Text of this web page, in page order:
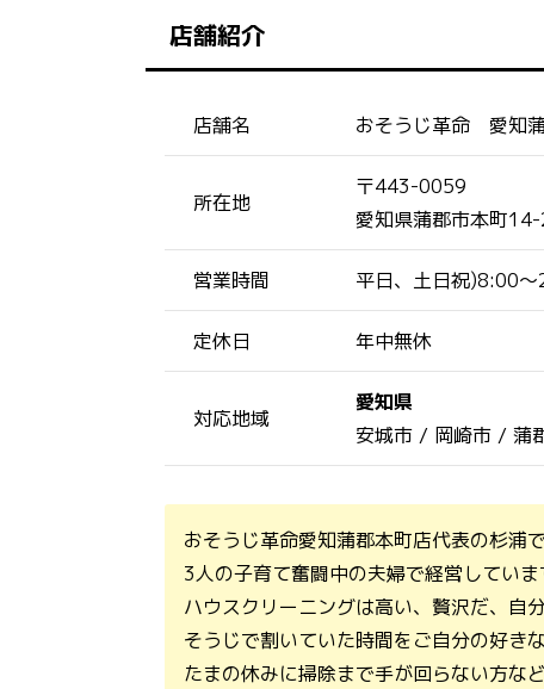
店舗紹介
店舗名 おそうじ革命 愛知
所在地
〒443-0059
愛知県蒲郡市本町
営業時間 平日、土日祝)8:00
定休日 年中無休
対応地域
愛知県
安城市 / 岡崎市 / 蒲
おそうじ革命愛知蒲郡本町店代表の杉浦で
3人の子育て奮闘中の夫婦で経営してい
ハウスクリーニングは高い、贅沢だ、自
そうじで割いていた時間をご自分の好き
たまの休みに掃除まで手が回らない方な